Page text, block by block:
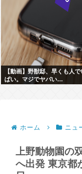
【動画】野獣邸、早くも人で
ぱい。マジでヤバい…
ホーム ニュ
上野動物園の
へ出発 東京都